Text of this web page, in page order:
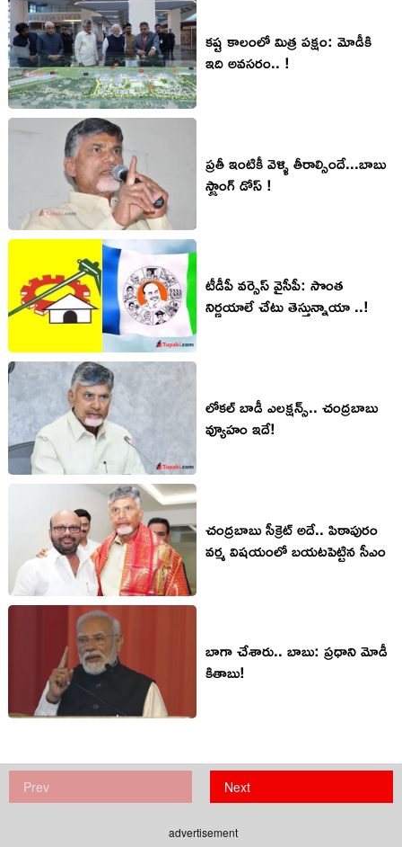
క‌ష్ట కాలంలో మిత్ర ప‌క్షం: మోడీకి
ఇది అవ‌స‌రం.. !
ప్రతీ ఇంటికీ వెళ్ళి తీరాల్సిందే...బాబు
స్ట్రాంగ్ డోస్ !
టీడీపీ వ‌ర్సెస్ వైసీపీ: సొంత
నిర్ణ‌యాలే చేటు తెస్తున్నాయా ..!
లోక‌ల్ బాడీ ఎల‌క్ష‌న్స్‌.. చంద్ర‌బాబు
వ్యూహం ఇదే!
చంద్రబాబు సీక్రెట్ అదే.. పిఠాపురం
వర్మ విషయంలో బయటపెట్టిన సీఎం
బాగా చేశారు.. బాబు: ప్ర‌ధాని మోడీ
కితాబు!
Prev Next
advertisement